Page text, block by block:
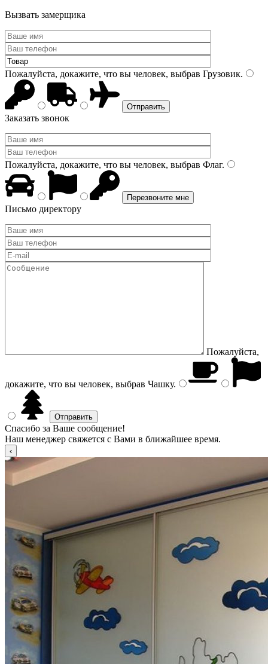
Вызвать замерщика
Пожалуйста, докажите, что вы человек, выбрав Грузовик.
Заказать звонок
Пожалуйста, докажите, что вы человек, выбрав Флаг.
Письмо директору
Пожалуйста,
докажите, что вы человек, выбрав Чашку.
Спасибо за Ваше сообщение!
Наш менеджер свяжется с Вами в ближайшее время.